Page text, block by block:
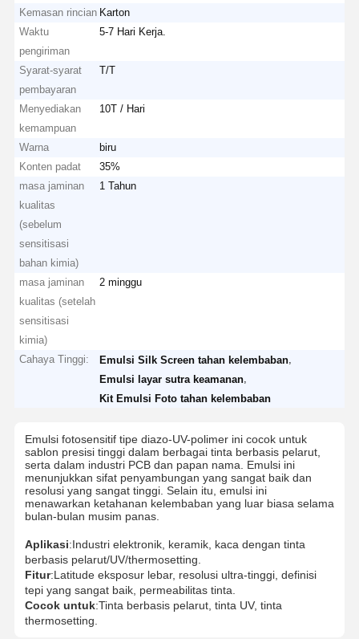
Kemasan rincian Karton
Waktu
pengiriman
5-7 Hari Kerja.
Syarat-syarat
pembayaran
T/T
Menyediakan
kemampuan
10T / Hari
Warna
biru
Konten padat
35%
masa jaminan
kualitas
(sebelum
sensitisasi
bahan kimia)
1 Tahun
masa jaminan
kualitas (setelah
sensitisasi
kimia)
2 minggu
Cahaya Tinggi: Emulsi Silk Screen tahan kelembaban
Emulsi layar sutra keamanan
Kit Emulsi Foto tahan kelembaban
​Emulsi fotosensitif tipe diazo-UV-polimer ini cocok untuk
sablon presisi tinggi dalam berbagai tinta berbasis pelarut,
serta dalam industri PCB dan papan nama. Emulsi ini
menunjukkan sifat penyambungan yang sangat baik dan
resolusi yang sangat tinggi. Selain itu, emulsi ini
menawarkan ketahanan kelembaban yang luar biasa selama
bulan-bulan musim panas.
Aplikasi:Industri elektronik, keramik, kaca dengan tinta
berbasis pelarut/UV/thermosetting.
Fitur:Latitude eksposur lebar, resolusi ultra-tinggi, definisi
tepi yang sangat baik, permeabilitas tinta.
Cocok untuk:Tinta berbasis pelarut, tinta UV, tinta
thermosetting.